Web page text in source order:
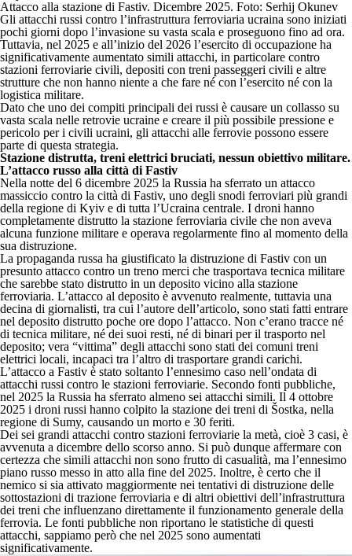
Attacco alla stazione di Fastiv. Dicembre 2025. Foto: Serhij Okunev
Gli attacchi russi contro l’infrastruttura ferroviaria ucraina sono iniziati
pochi giorni dopo l’invasione su vasta scala e proseguono fino ad ora.
Tuttavia, nel 2025 e all’inizio del 2026 l’esercito di occupazione ha
significativamente aumentato simili attacchi, in particolare contro
stazioni ferroviarie civili, depositi con treni passeggeri civili e altre
strutture che non hanno niente a che fare né con l’esercito né con la
logistica militare.
Dato che uno dei compiti principali dei russi è causare un collasso su
vasta scala nelle retrovie ucraine e creare il più possibile pressione e
pericolo per i civili ucraini, gli attacchi alle ferrovie possono essere
parte di questa strategia.
Stazione distrutta, treni elettrici bruciati, nessun obiettivo militare.
L’attacco russo alla città di Fastiv
Nella notte del 6 dicembre 2025 la Russia ha sferrato un attacco
massiccio contro la città di Fastiv, uno degli snodi ferroviari più grandi
della regione di Kyiv e di tutta l’Ucraina centrale. I droni hanno
completamente distrutto la stazione ferroviaria civile che non aveva
alcuna funzione militare e operava regolarmente fino al momento della
sua distruzione.
La propaganda russa ha giustificato la distruzione di Fastiv con un
presunto attacco contro un treno merci che trasportava tecnica militare
che sarebbe stato distrutto in un deposito vicino alla stazione
ferroviaria. L’attacco al deposito è avvenuto realmente, tuttavia una
decina di giornalisti, tra cui l’autore dell’articolo, sono stati fatti entrare
nel deposito distrutto poche ore dopo l’attacco. Non c’erano tracce né
di tecnica militare, né dei suoi resti, né di binari per il trasporto nel
deposito; vera “vittima” degli attacchi sono stati dei comuni treni
elettrici locali, incapaci tra l’altro di trasportare grandi carichi.
L’attacco a Fastiv è stato soltanto l’ennesimo caso nell’ondata di
attacchi russi contro le stazioni ferroviarie. Secondo fonti pubbliche,
nel 2025 la Russia ha sferrato almeno sei attacchi simili. Il 4 ottobre
2025 i droni russi hanno colpito la stazione dei treni di Šostka, nella
regione di Sumy, causando un morto e 30 feriti.
Dei sei grandi attacchi contro stazioni ferroviarie la metà, cioè 3 casi, è
avvenuta a dicembre dello scorso anno. Si può dunque affermare con
certezza che simili attacchi non sono frutto di casualità, ma l’ennesimo
piano russo messo in atto alla fine del 2025. Inoltre, è certo che il
nemico si sia attivato maggiormente nei tentativi di distruzione delle
sottostazioni di trazione ferroviaria e di altri obiettivi dell’infrastruttura
dei treni che influenzano direttamente il funzionamento generale della
ferrovia. Le fonti pubbliche non riportano le statistiche di questi
attacchi, sappiamo però che nel 2025 sono aumentati
significativamente.